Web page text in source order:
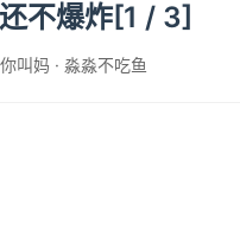
不爆炸[1 / 3]
叫妈 · 淼淼不吃鱼